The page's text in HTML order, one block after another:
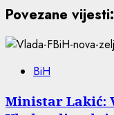
Povezane vijesti:
BiH
Ministar Lakić: